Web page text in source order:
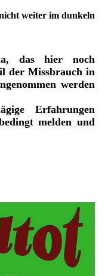
weiter im dunkeln
das hier noch
der Missbrauch in
werden
Erfahrungen
melden und